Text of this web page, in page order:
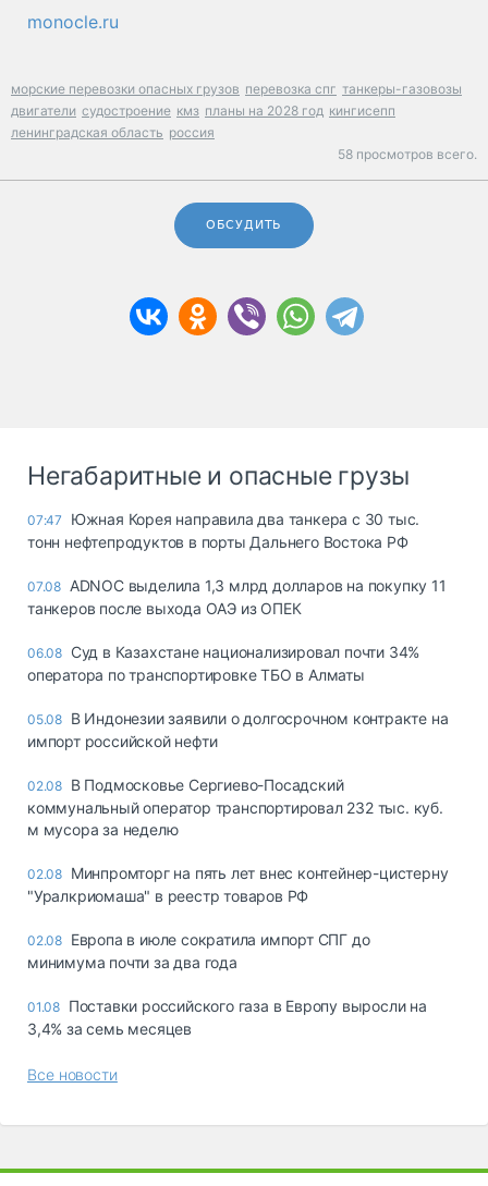
monocle.ru
морские перевозки опасных грузов перевозка спг танкеры-газовозы
двигатели судостроение кмз планы на 2028 год кингисепп
ленинградская область россия
58 просмотров всего.
ОБСУДИТЬ
Негабаритные и опасные грузы
07:47
Южная Корея направила два танкера с 30 тыс.
тонн нефтепродуктов в порты Дальнего Востока РФ
07.08 ADNOC выделила 1,3 млрд долларов на покупку 11
танкеров после выхода ОАЭ из ОПЕК
06.08 Суд в Казахстане национализировал почти 34%
оператора по транспортировке ТБО в Алматы
05.08 В Индонезии заявили о долгосрочном контракте на
импорт российской нефти
02.08 В Подмосковье Сергиево-Посадский
коммунальный оператор транспортировал 232 тыс. куб.
м мусора за неделю
02.08 Минпромторг на пять лет внес контейнер-цистерну
"Уралкриомаша" в реестр товаров РФ
02.08 Европа в июле сократила импорт СПГ до
минимума почти за два года
01.08 Поставки российского газа в Европу выросли на
3,4% за семь месяцев
Все новости